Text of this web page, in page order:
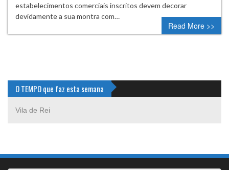
estabelecimentos comerciais inscritos devem decorar
devidamente a sua montra com…
Read More >>
O TEMPO que faz esta semana
Vila de Rei